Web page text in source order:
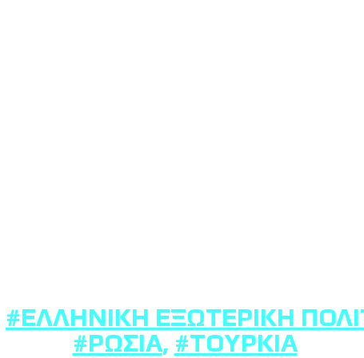
#ΕΛΛΗΝΙΚΉ ΕΞΩΤΕΡΙΚΉ
#ΡΩΣΊΑ, #ΤΟΥΡΚΊΑ